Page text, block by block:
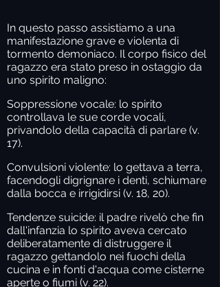
In questo passo assistiamo a una
manifestazione grave e violenta di
tormento demoniaco. Il corpo fisico del
ragazzo era stato preso in ostaggio da
uno spirito maligno:
Soppressione vocale: lo spirito
controllava le sue corde vocali,
privandolo della capacità di parlare (v.
17).
Convulsioni violente: lo gettava a terra,
facendogli digrignare i denti, schiumare
dalla bocca e irrigidirsi (v. 18, 20).
Tendenze suicide: il padre rivelò che fin
dall'infanzia lo spirito aveva cercato
deliberatamente di distruggere il
ragazzo gettandolo nei fuochi della
cucina e in fonti d'acqua come cisterne
aperte o fiumi (v. 22).